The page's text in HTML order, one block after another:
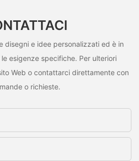
disegni e idee personalizzati ed è in
esigenze specifiche. Per ulteriori
Web o contattarci direttamente con
o richieste.